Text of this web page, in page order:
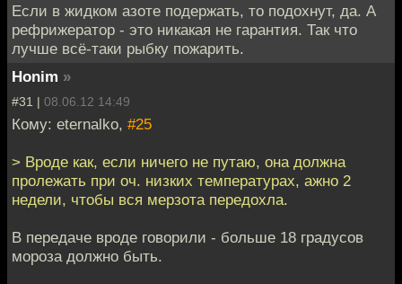
Если в жидком азоте подержать, то подохнут, да. А
рефрижератор - это никакая не гарантия. Так что
лучше всё-таки рыбку пожарить.
Honim »
#31 | 08.06.12 14:49
Кому: eternalko, #25
> Вроде как, если ничего не путаю, она должна
пролежать при оч. низких температурах, ажно 2
недели, чтобы вся мерзота передохла.
В передаче вроде говорили - больше 18 градусов
мороза должно быть.